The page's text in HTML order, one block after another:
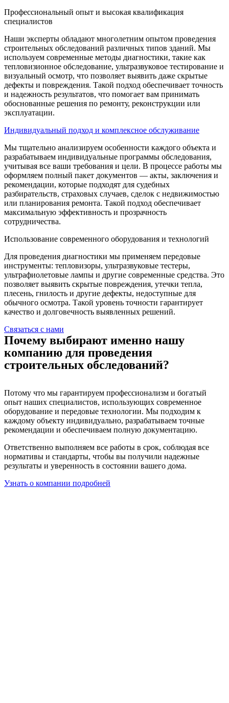
Профессиональный опыт и высокая квалификация
специалистов
Наши эксперты обладают многолетним опытом проведения
строительных обследований различных типов зданий. Мы
используем современные методы диагностики, такие как
тепловизионное обследование, ультразвуковое тестирование и
визуальный осмотр, что позволяет выявить даже скрытые
дефекты и повреждения. Такой подход обеспечивает точность
и надежность результатов, что помогает вам принимать
обоснованные решения по ремонту, реконструкции или
эксплуатации.
Индивидуальный подход и комплексное обслуживание
Мы тщательно анализируем особенности каждого объекта и
разрабатываем индивидуальные программы обследования,
учитывая все ваши требования и цели. В процессе работы мы
оформляем полный пакет документов — акты, заключения и
рекомендации, которые подходят для судебных
разбирательств, страховых случаев, сделок с недвижимостью
или планирования ремонта. Такой подход обеспечивает
максимальную эффективность и прозрачность
сотрудничества.
Использование современного оборудования и технологий
Для проведения диагностики мы применяем передовые
инструменты: тепловизоры, ультразвуковые тестеры,
ультрафиолетовые лампы и другие современные средства. Это
позволяет выявить скрытые повреждения, утечки тепла,
плесень, гнилость и другие дефекты, недоступные для
обычного осмотра. Такой уровень точности гарантирует
качество и долговечность выявленных решений.
Связаться с нами
Почему выбирают именно нашу
компанию для проведения
строительных обследований?
Потому что мы гарантируем профессионализм и богатый
опыт наших специалистов, использующих современное
оборудование и передовые технологии. Мы подходим к
каждому объекту индивидуально, разрабатываем точные
рекомендации и обеспечиваем полную документацию.
Ответственно выполняем все работы в срок, соблюдая все
нормативы и стандарты, чтобы вы получили надежные
результаты и уверенность в состоянии вашего дома.
Узнать о компании подробней